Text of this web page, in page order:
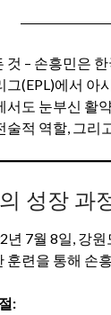
것 – 손흥민은
그(EPL)에서 아
서도 눈부신 활
술적 역할, 그리
성장 과
년 7월 8일, 강
훈련을 통해 손
: